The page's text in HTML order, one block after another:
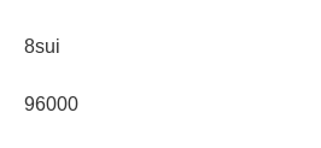
8sui
96000